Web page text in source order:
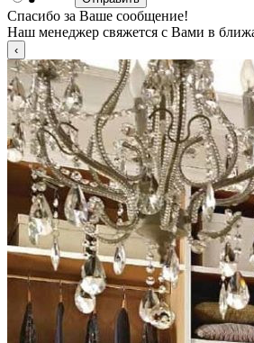
Спасибо за Ваше сообщение!
Наш менеджер свяжется с Вами в